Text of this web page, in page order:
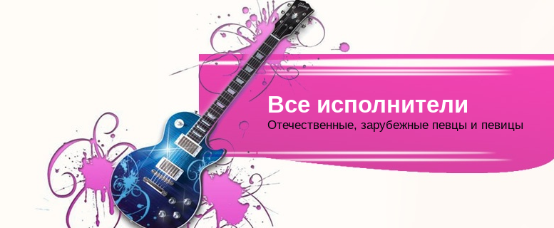
Все исполнители
Отечественные, зарубежные певцы и певицы